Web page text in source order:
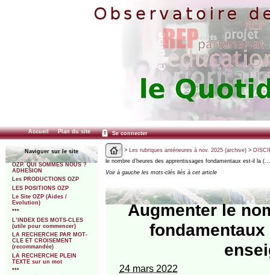
Accueil Plan du site Se connecter
Naviguer sur le site
OZP. QUI SOMMES NOUS ?
ADHESION
Les PRODUCTIONS OZP
LES POSITIONS OZP
Le Site OZP (Aides /
Evolution)
***
L’INDEX DES MOTS-CLES
(utile pour commencer)
LA RECHERCHE PAR MOT-
CLE ET CROISEMENT
(recommandée)
LA RECHERCHE PLEIN
TEXTE sur un mot
***
> Les rubriques antérieures à nov. 2025 (archive)>
le nombre d’heures des apprentissages fondamentaux est-il la
Voir à gauche les mots-clés liés à cet article
Augmenter le
24 mars 2022